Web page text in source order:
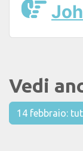
Vedi
14 febbraio: